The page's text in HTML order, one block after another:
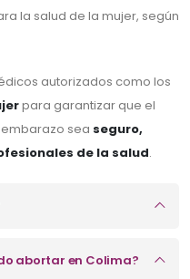
la salud de la mujer, según
autorizados como los
para garantizar que el
sea seguro,
de la salud.
abortar en Colima?